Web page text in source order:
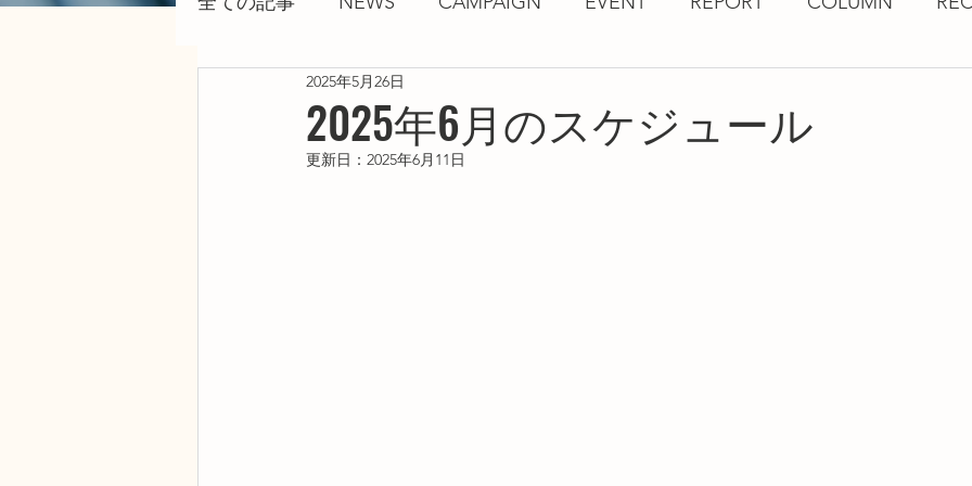
2025年6月のスケジュール
2025年5月26日
更新日： 2025年6月11日